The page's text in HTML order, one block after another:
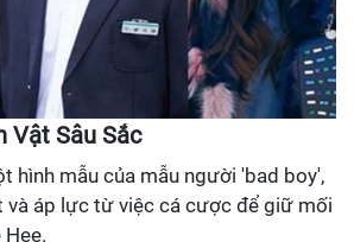
Vật Sâu Sắc
hình mẫu của mẫu người 'bad boy',
và áp lực từ việc cá cược để giữ mối
Hee.